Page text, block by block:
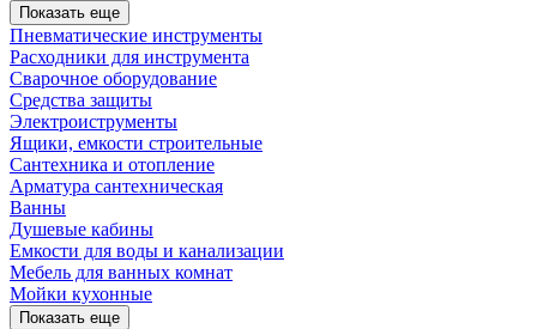
Показать еще
Пневматические инструменты
Расходники для инструмента
Сварочное оборудование
Средства защиты
Электроиструменты
Ящики, емкости строительные
Сантехника и отопление
Арматура сантехническая
Ванны
Душевые кабины
Емкости для воды и канализации
Мебель для ванных комнат
Мойки кухонные
Показать еще